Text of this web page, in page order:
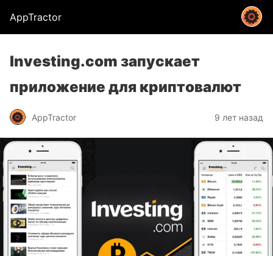
AppTractor
Investing.com запускает
приложение для криптовалют
AppTractor 9 лет назад